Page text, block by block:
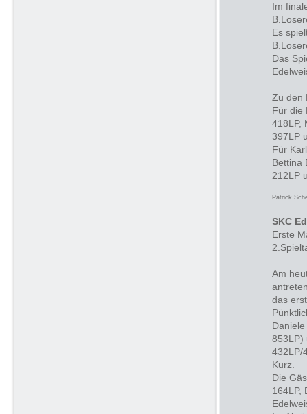
Im
Es
Das
Zu den
Für die
418LP,
397LP
Für
Bettina
212LP
Patrick
SKC
Erste
Am
das
853LP)
432LP/
Kurz.
Die
164LP,